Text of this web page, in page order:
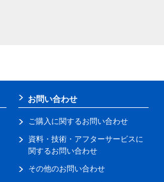
お問い合わせ
ご購入に関するお問い合わせ
資料・技術・アフターサービスに
関するお問い合わせ
その他のお問い合わせ